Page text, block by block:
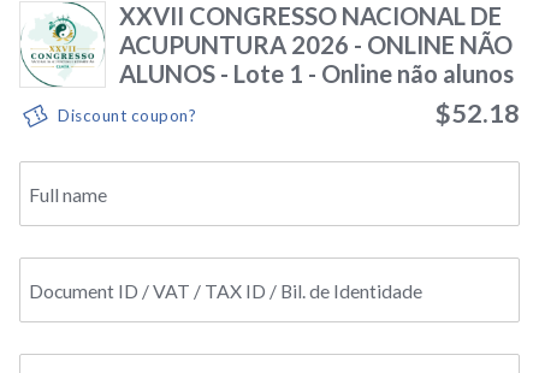
XXVII CONGRESSO NACIONAL DE
ACUPUNTURA 2026 - ONLINE NÃO
ALUNOS - Lote 1 - Online não alunos
Discount coupon? $52.18
Full name
Document ID / VAT / TAX ID / Bil. de Identidade